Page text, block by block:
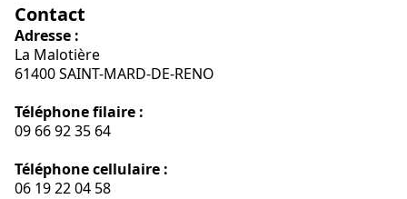
Contact
Adresse :
La Malotière
61400 SAINT-MARD-DE-RENO
Téléphone filaire :
09 66 92 35 64
Téléphone cellulaire :
06 19 22 04 58